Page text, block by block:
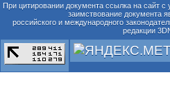
При цитировании документа ссылка на сайт с
заимствование документа
российского и международного
редакции